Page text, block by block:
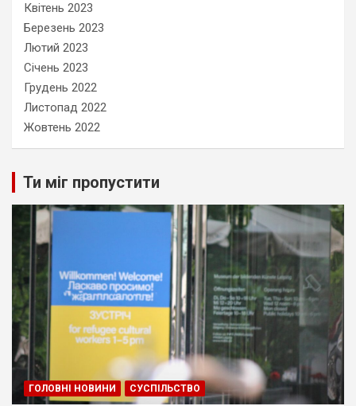
Квітень 2023
Березень 2023
Лютий 2023
Січень 2023
Грудень 2022
Листопад 2022
Жовтень 2022
Ти міг пропустити
ГОЛОВНІ НОВИНИ СУСПІЛЬСТВО